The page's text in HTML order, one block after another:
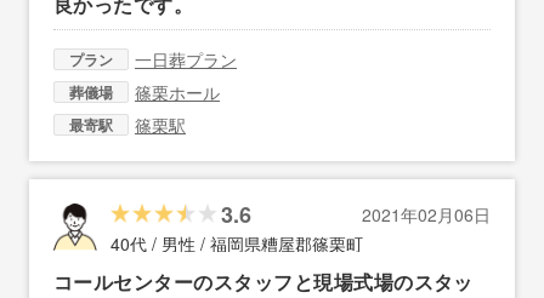
プラン 一日葬プラン
葬儀場 篠栗ホール
最寄駅 篠栗駅
3.6
2021年02月06日
40代 / 男性 / 福岡県糟屋郡篠栗町
コールセンターのスタッフと現場式場のスタッ